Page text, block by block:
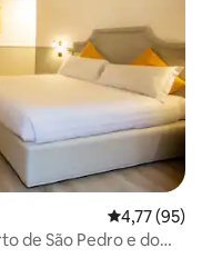
4,77 de uma
4,77 (95)
de São Pedro e do